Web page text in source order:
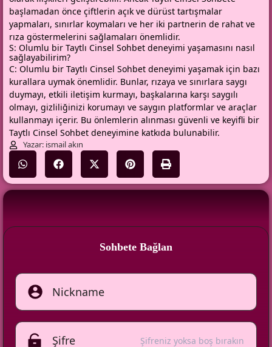
başlamadan önce çiftlerin açık ve dürüst tartışmalar
yapmaları, sınırlar koymaları ve her iki partnerin de rahat ve
rıza göstermelerini sağlamaları önemlidir.
S: Olumlu bir Taytlı Cinsel Sohbet deneyimi yaşamasını nasıl
sağlayabilirim?
C: Olumlu bir Taytlı Cinsel Sohbet deneyimi yaşamak için bazı
kurallara uymak önemlidir. Bunlar, rızaya ve sınırlara saygı
duymayı, etkili iletişim kurmayı, başkalarına karşı saygılı
olmayı, gizliliğinizi korumayı ve saygın platformlar ve araçlar
kullanmayı içerir. Bu önlemlerin alınması güvenli ve keyifli bir
Taytlı Cinsel Sohbet deneyimine katkıda bulunabilir.
Yazar: ismail akın
Sohbete Bağlan
Şifreniz yoksa boş bırakın